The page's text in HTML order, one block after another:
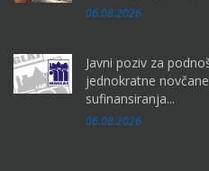
06.08.2026
Javni poziv za
jednokratne
sufinansiranja...
06.08.2026